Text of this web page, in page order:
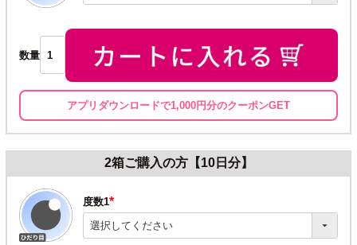
数量
アプリダウンロードで1,000円分のクーポンGET
2箱ご購入の方【10日分】
度数1
(必
須)